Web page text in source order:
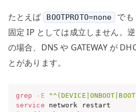
たとえば BOOTPROTO=none でも
固定 IP としては成立しません。
の場合、DNS や GATEWAY が
とがあります。
grep -E
service